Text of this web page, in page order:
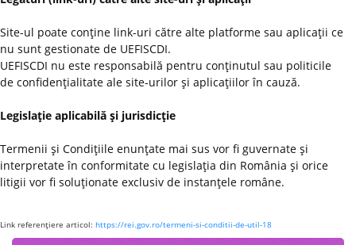
Site-ul poate conţine link-uri către alte platforme sau aplicaţii ce
nu sunt gestionate de UEFISCDI.
UEFISCDI nu este responsabilă pentru conţinutul sau politicile
de confidenţialitate ale site-urilor şi aplicaţiilor în cauză.
Legislaţie aplicabilă şi jurisdicţie
Termenii şi Condiţiile enunţate mai sus vor fi guvernate şi
interpretate în conformitate cu legislaţia din România şi orice
litigii vor fi soluţionate exclusiv de instanţele române.
Link referenţiere articol: https://rei.gov.ro/termeni-si-conditii-de-util-18